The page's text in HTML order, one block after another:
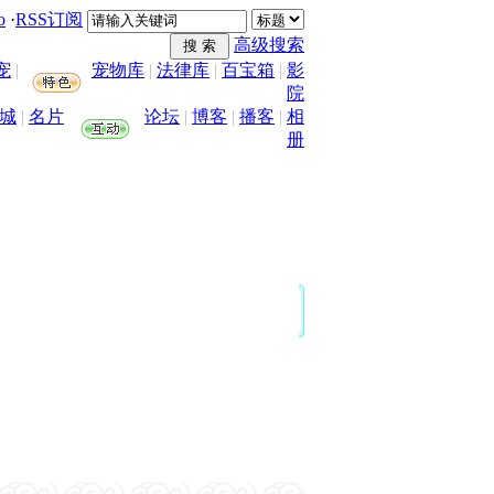
·RSS订阅
高级搜索
| 宠物库 | 法律库 | 百宝箱 | 影
院
| 名片 论坛 | 博客 | 播客 | 相
册